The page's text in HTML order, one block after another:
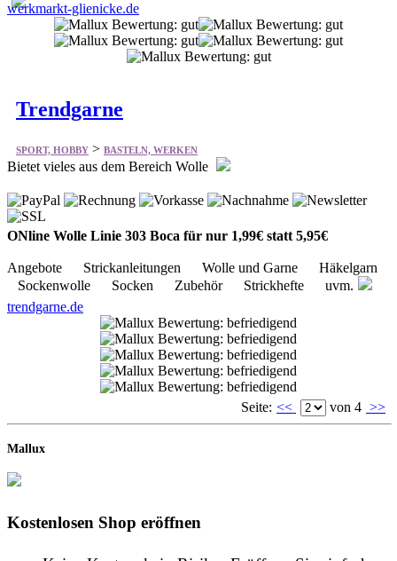
werkmarkt-glienicke.de
Trendgarne
SPORT, HOBBY > BASTELN, WERKEN
Bietet vieles aus dem Bereich Wolle
ONline Wolle Linie 303 Boca für nur 1,99€ statt 5,95€
Angebote Strickanleitungen Wolle und Garne Häkelgarn
Sockenwolle Socken Zubehör Strickhefte uvm.
trendgarne.de
Seite: << von 4 >>
Mallux
Kostenlosen Shop eröffnen